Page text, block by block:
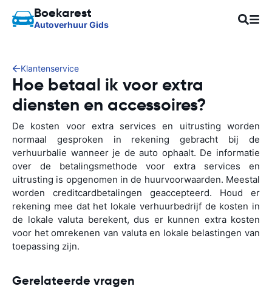
Boekarest
Autoverhuur Gids
Klantenservice
Hoe betaal ik voor extra
diensten en accessoires?
De kosten voor extra services en uitrusting worden
normaal gesproken in rekening gebracht bij de
verhuurbalie wanneer je de auto ophaalt. De informatie
over de betalingsmethode voor extra services en
uitrusting is opgenomen in de huurvoorwaarden. Meestal
worden creditcardbetalingen geaccepteerd. Houd er
rekening mee dat het lokale verhuurbedrijf de kosten in
de lokale valuta berekent, dus er kunnen extra kosten
voor het omrekenen van valuta en lokale belastingen van
toepassing zijn.
Gerelateerde vragen